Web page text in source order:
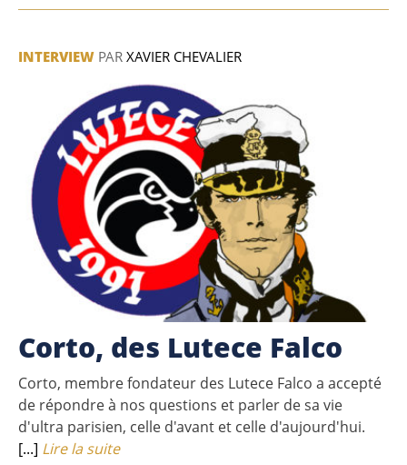
INTERVIEW PAR XAVIER CHEVALIER
Corto, des Lutece Falco
Corto, membre fondateur des Lutece Falco a accepté
de répondre à nos questions et parler de sa vie
d'ultra parisien, celle d'avant et celle d'aujourd'hui.
[...] Lire la suite